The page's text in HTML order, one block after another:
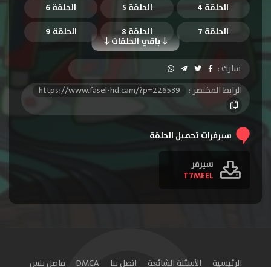
الحلقة 4
الحلقة 5 الحلقة 6
باقي الحلقات
الحلقة 7 الحلقة 8
الحلقة 9
الحلقة 10
شارك :
الرابط المختصر :
https://www.fasel-hd.cam/?p=226539
سيرفرات تحميل الحلقة
سيرفر
T7MEEL
الرئيسية الأسئلة الشائعة اتصل بنا DMCA فاصل بلس